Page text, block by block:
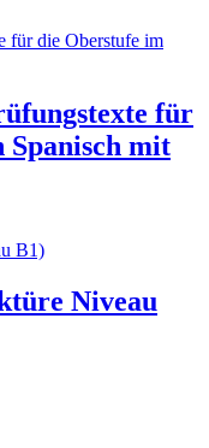
für
Spanisch mit
Niveau